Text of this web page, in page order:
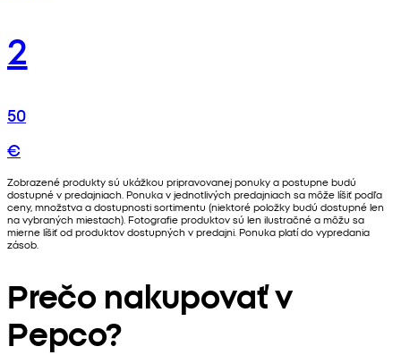
2
50
€
Zobrazené produkty sú ukážkou pripravovanej ponuky a postupne budú
dostupné v predajniach. Ponuka v jednotlivých predajniach sa môže líšiť podľa
ceny, množstva a dostupnosti sortimentu (niektoré položky budú dostupné len
na vybraných miestach). Fotografie produktov sú len ilustračné a môžu sa
mierne líšiť od produktov dostupných v predajni. Ponuka platí do vypredania
zásob.
Prečo nakupovať v
Pepco?